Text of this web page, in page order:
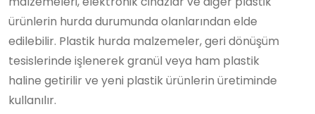
ürünlerin hurda durumunda olanlarından elde
edilebilir. Plastik hurda malzemeler, geri dönüşüm
tesislerinde işlenerek granül veya ham plastik
haline getirilir ve yeni plastik ürünlerin üretiminde
kullanılır.